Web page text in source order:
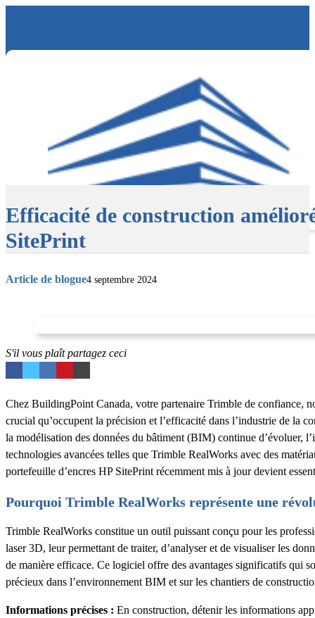
Efficacité de construction
SitePrint
Article de blogue4 septembre 2024
S'il vous plaît partagez ceci
Chez BuildingPoint Canada, votre partenaire Trimble de confiance,
crucial qu’occupent la précision et l’efficacité dans l’industrie de la
la modélisation des données du bâtiment (BIM) continue d’évoluer,
technologies avancées telles que Trimble RealWorks avec des
portefeuille d’encres HP SitePrint récemment mis à jour devient
Pourquoi Trimble RealWorks représente une
Trimble RealWorks constitue un outil puissant conçu pour les
laser 3D, leur permettant de traiter, d’analyser et de visualiser les
de manière efficace. Ce logiciel offre des avantages significatifs qui
précieux dans l’environnement BIM et sur les chantiers de
Informations précises : En construction, détenir les informations